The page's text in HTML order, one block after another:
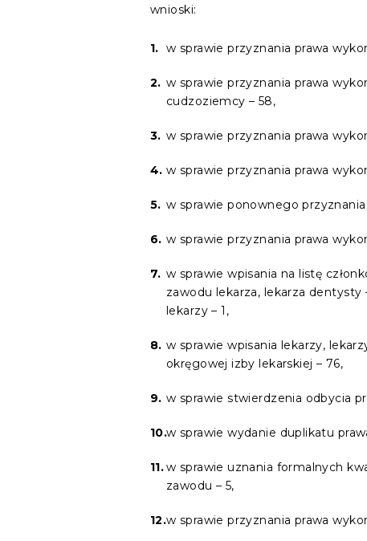
wnioski:
w sprawie przyznania prawa
w sprawie przyznania prawa
cudzoziemcy – 58,
w sprawie przyznania prawa
w sprawie przyznania prawa
w sprawie ponownego
w sprawie przyznania prawa
w sprawie wpisania na listę
zawodu lekarza, lekarza
lekarzy – 1,
w sprawie wpisania lekarzy,
okręgowej izby lekarskiej – 76,
w sprawie stwierdzenia odbycia
w sprawie wydanie duplikatu
w sprawie uznania formalnych
zawodu – 5,
w sprawie przyznania prawa